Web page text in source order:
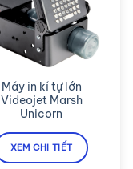
Máy in kí tự lớn
Videojet Marsh
Unicorn
XEM CHI TIẾT